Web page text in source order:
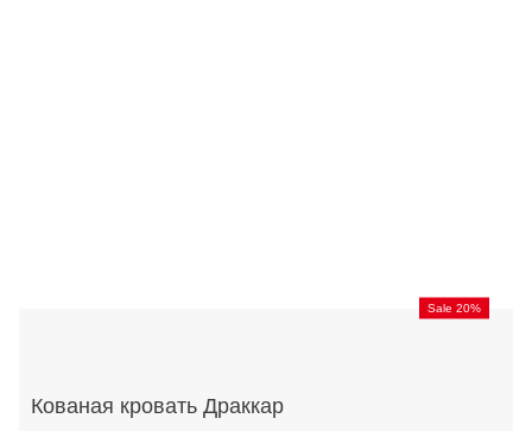
Sale 20%
Кованая кровать Драккар